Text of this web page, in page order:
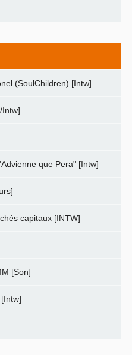
(SoulChildren) [Intw]
Intw]
que Pera" [Intw]
capitaux [INTW]
[Son]